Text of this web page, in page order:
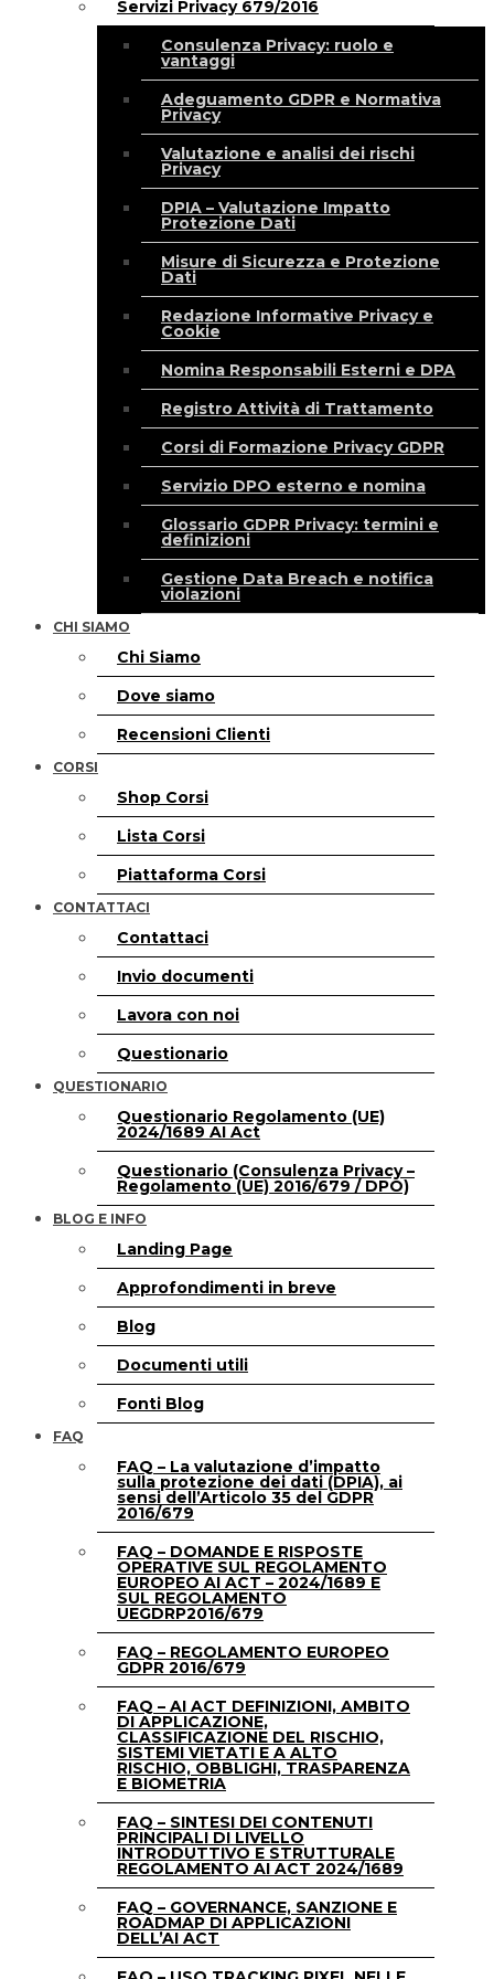
Servizi Privacy 679/2016
Consulenza Privacy: ruolo e
vantaggi
Adeguamento GDPR e Normativa
Privacy
Valutazione e analisi dei rischi
Privacy
DPIA – Valutazione Impatto
Protezione Dati
Misure di Sicurezza e Protezione
Dati
Redazione Informative Privacy e
Cookie
Nomina Responsabili Esterni e DPA
Registro Attività di Trattamento
Corsi di Formazione Privacy GDPR
Servizio DPO esterno e nomina
Glossario GDPR Privacy: termini e
definizioni
Gestione Data Breach e notifica
violazioni
CHI SIAMO
Chi Siamo
Dove siamo
Recensioni Clienti
CORSI
Shop Corsi
Lista Corsi
Piattaforma Corsi
CONTATTACI
Contattaci
Invio documenti
Lavora con noi
Questionario
QUESTIONARIO
Questionario Regolamento (UE)
2024/1689 AI Act
Questionario (Consulenza Privacy –
Regolamento (UE) 2016/679 / DPO)
BLOG E INFO
Landing Page
Approfondimenti in breve
Blog
Documenti utili
Fonti Blog
FAQ
FAQ – La valutazione d’impatto
sulla protezione dei dati (DPIA), ai
sensi dell’Articolo 35 del GDPR
2016/679
FAQ – DOMANDE E RISPOSTE
OPERATIVE SUL REGOLAMENTO
EUROPEO AI ACT – 2024/1689 E
SUL REGOLAMENTO
UEGDRP2016/679
FAQ – REGOLAMENTO EUROPEO
GDPR 2016/679
FAQ – AI ACT DEFINIZIONI, AMBITO
DI APPLICAZIONE,
CLASSIFICAZIONE DEL RISCHIO,
SISTEMI VIETATI E A ALTO
RISCHIO, OBBLIGHI, TRASPARENZA
E BIOMETRIA
FAQ – SINTESI DEI CONTENUTI
PRINCIPALI DI LIVELLO
INTRODUTTIVO E STRUTTURALE
REGOLAMENTO AI ACT 2024/1689
FAQ – GOVERNANCE, SANZIONE E
ROADMAP DI APPLICAZIONI
DELL’AI ACT